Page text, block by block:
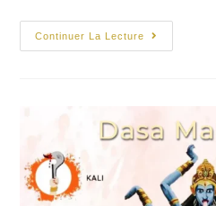
Continuer La Lecture
Bhavani,
Déesse-